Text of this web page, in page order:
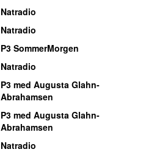
Natradio
Natradio
P3 SommerMorgen
Natradio
P3 med Augusta Glahn-
Abrahamsen
P3 med Augusta Glahn-
Abrahamsen
Natradio